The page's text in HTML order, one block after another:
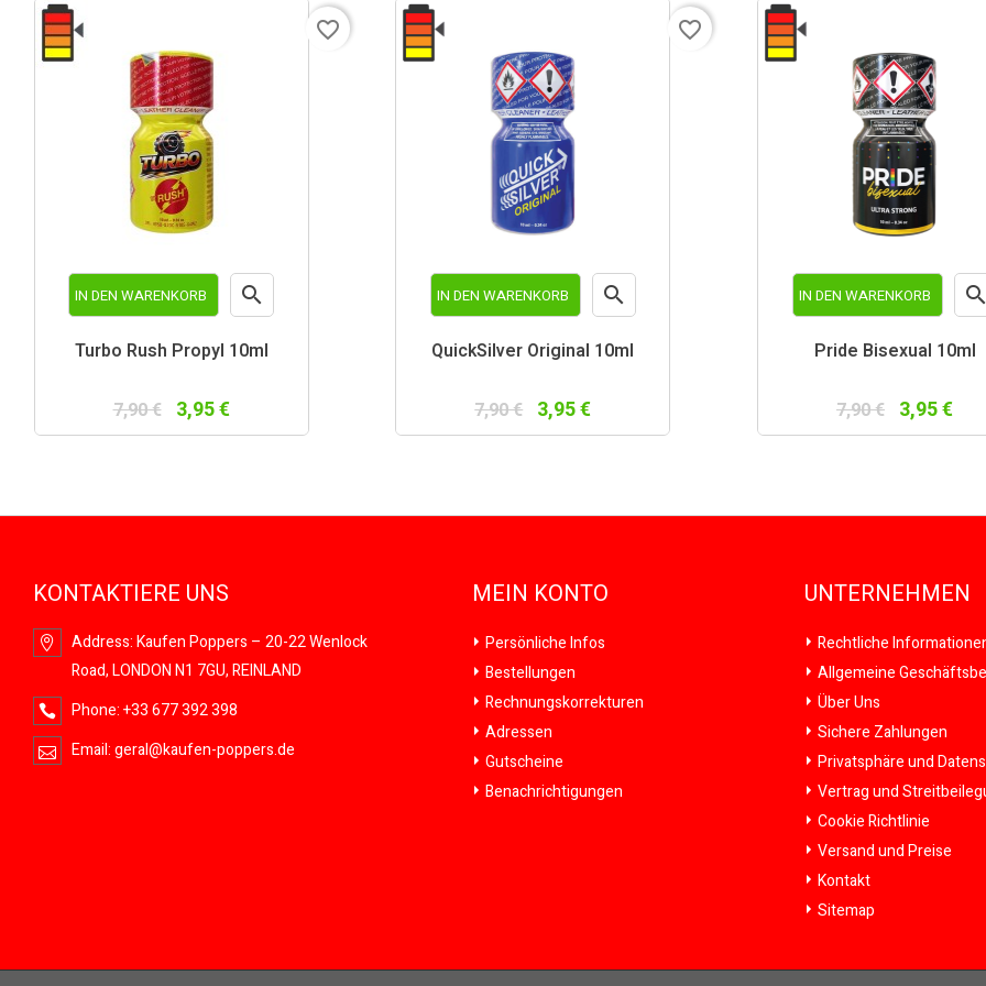
IN DEN WARENKORB 
Turbo Rush Propyl 10ml
7,90 € 3,95 €
favorite_border
IN DEN WARENKORB 
QuickSilver Original 10ml
7,90 € 3,95 €
favorite_border
IN DEN WARENKORB 
Pride Bisexual 10ml
7,90 € 3,95 €
KONTAKTIERE UNS
Address:Kaufen Poppers – 20-22 Wenlock
Road, LONDON N1 7GU, REINLAND
Phone:+33 677 392 398
Email:geral@kaufen-poppers.de
MEIN KONTO
Persönliche Infos
Bestellungen
Rechnungskorrekturen
Adressen
Gutscheine
Benachrichtigungen
UNTERNEHMEN
Rechtliche
Allgemeine
Über Uns
Sichere Zahlungen
Privatsphäre und
Vertrag und
Cookie Richtlinie
Versand und Preise
Kontakt
Sitemap